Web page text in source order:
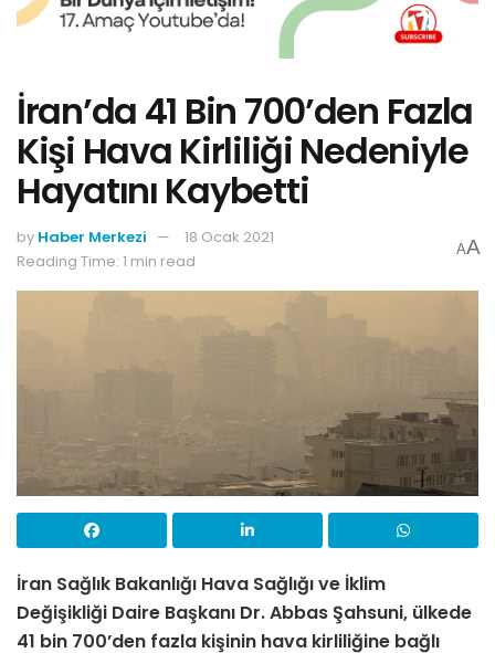
İran’da 41 Bin 700’den Fazla
Kişi Hava Kirliliği Nedeniyle
Hayatını Kaybetti
by Haber Merkezi
18 Ocak 2021
Reading Time: 1 min read
AA
İran Sağlık Bakanlığı Hava Sağlığı ve İklim
Değişikliği Daire Başkanı Dr. Abbas Şahsuni, ülkede
41 bin 700’den fazla kişinin hava kirliliğine bağlı